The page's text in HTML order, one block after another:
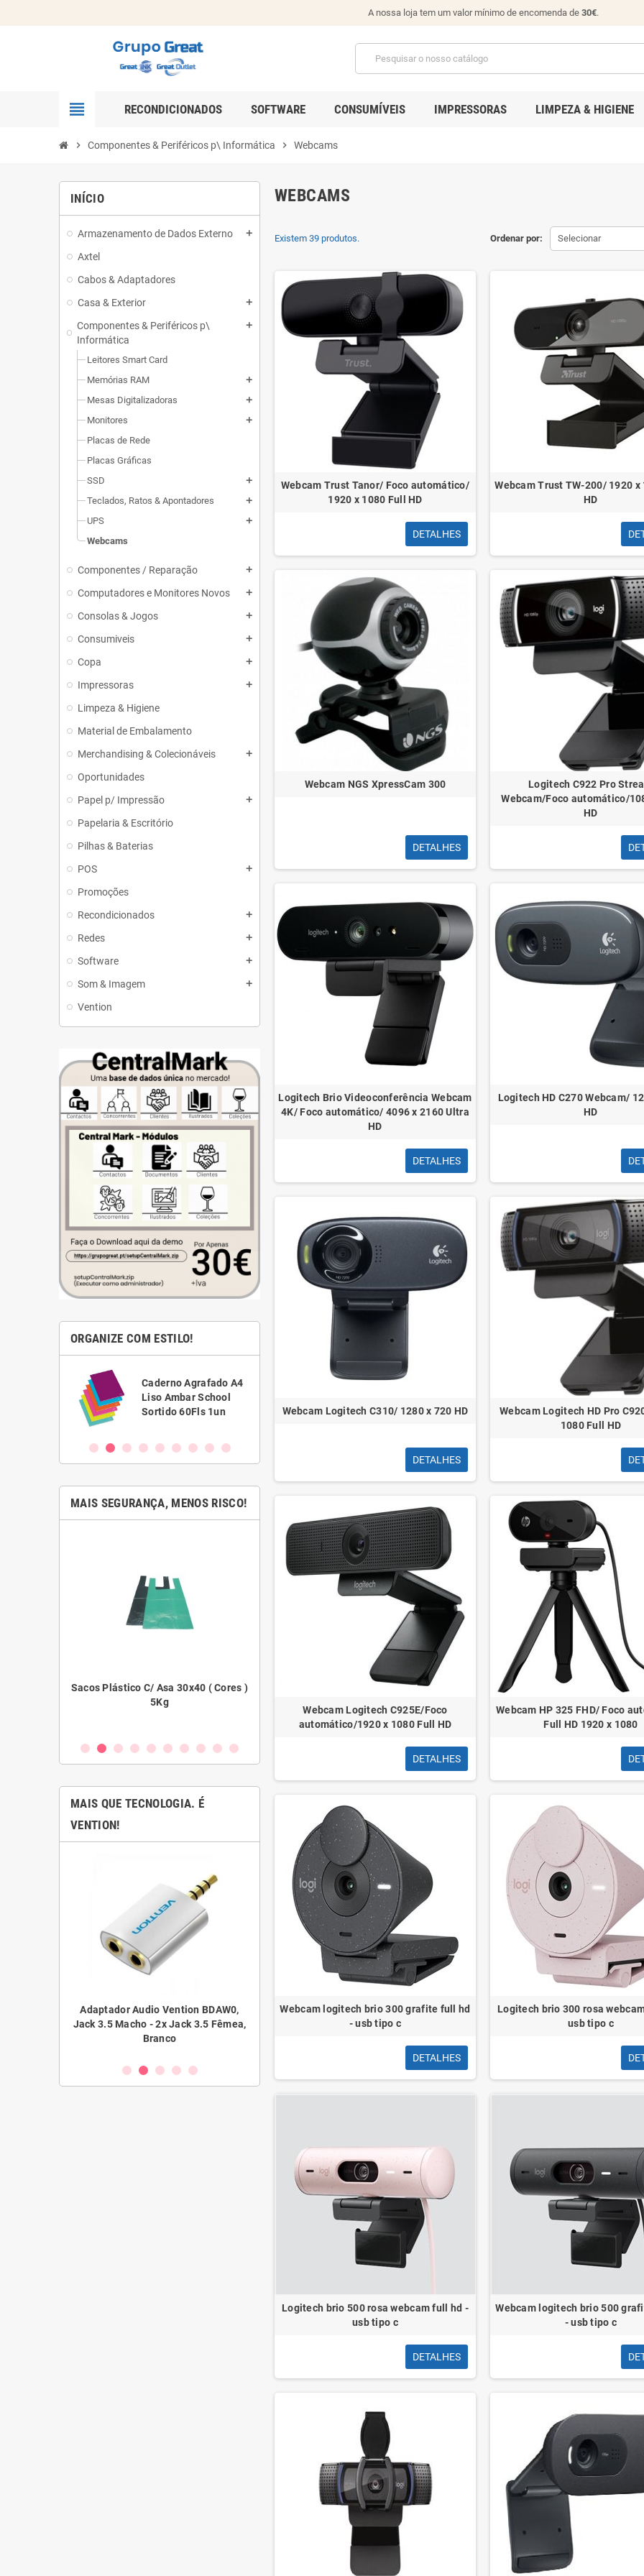
A nossa loja tem um valor mínimo de encomenda de 30€.
view_headline RECONDICIONADOS SOFTWARE CONSUMÍVEIS IMPRESSORAS LIMPEZA & HIGIENE
chevron_right Componentes & Periféricos p\ Informática chevron_right Webcams
INÍCIO
Armazenamento de Dados Externo add
Axtel
Cabos & Adaptadores
Casa & Exterior
add
Componentes & Periféricos p\
Informática
add
Leitores Smart Card
Memórias RAM
add
Mesas Digitalizadoras add
Monitores add
Placas de Rede
Placas Gráficas
SSD
add
Teclados, Ratos & Apontadores add
UPS add
Webcams
Componentes / Reparação add
Computadores e Monitores Novos add
Consolas & Jogos add
Consumiveis add
Copa add
Impressoras add
Limpeza & Higiene
Material de Embalamento
Merchandising & Colecionáveis
add
Oportunidades
Papel p/ Impressão
add
Papelaria & Escritório
Pilhas & Baterias
POS
add
Promoções
Recondicionados
add
Redes add
Software add
Som & Imagem add
Vention
ORGANIZE COM ESTILO!
Caderno Agrafado A4
Liso Ambar School
Sortido 60Fls 1un
Caixa Arquivo
340x250mm Kraft
Calculadora Cientifica
mais de 300 Funções
MAIS SEGURANÇA, MENOS RISCO!
Sacos Plástico C/ Asa 30x40 ( Cores )
Rolo de Fita de Embrulho Apli
Cor Dourada
Cortador
de
MAIS QUE TECNOLOGIA. É
VENTION!
Adaptador Audio Vention BDAW0,
Jack 3.5 Macho - 2x Jack 3.5 Fêmea,
Branco
Adaptador Audio Vention BDBW0,
Jack 3.5 Macho - 2x Jack 3.5 Fêmea,
Adaptador Audio Vention BGMHA/
Jack 3.5 Fêmea - USB-C Macho/
Adaptador
Jack 3.5
WEBCAMS
Ordenar por: Selecionar
Existem 39 produtos.
Webcam Trust Tanor/ Foco automático/
1920 x 1080 Full HD
DETALHES
Webcam Trust TW-200/ 1920 x
HD
Webcam NGS XpressCam 300
DETALHES
Logitech C922 Pro
Webcam/Foco automático/
HD
Logitech Brio Videoconferência Webcam
4K/ Foco automático/ 4096 x 2160 Ultra
HD
DETALHES
Logitech HD C270 Webcam/
HD
Webcam Logitech C310/ 1280 x 720 HD
DETALHES
Webcam Logitech HD Pro
1080 Full HD
Webcam Logitech C925E/Foco
automático/1920 x 1080 Full HD
DETALHES
Webcam HP 325 FHD/ Foco
Full HD 1920 x 1080
Webcam logitech brio 300 grafite full hd
- usb tipo c
DETALHES
Logitech brio 300 rosa
usb tipo c
Logitech brio 500 rosa webcam full hd -
usb tipo c
DETALHES
Webcam logitech brio 500
- usb tipo c